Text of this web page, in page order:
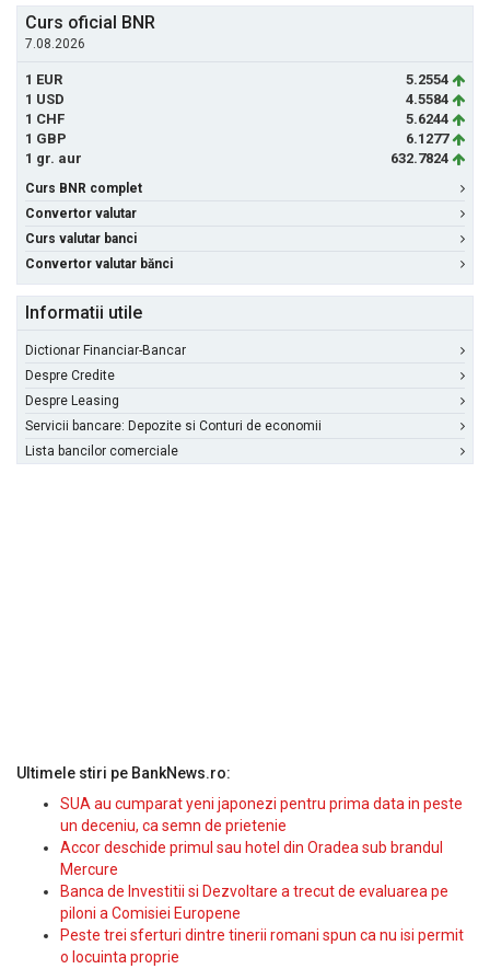
Curs oficial BNR
7.08.2026
1 EUR
5.2554
1 USD
4.5584
1 CHF
5.6244
1 GBP
6.1277
1 gr. aur
632.7824
Curs BNR complet
Convertor valutar
Curs valutar banci
Convertor valutar bănci
Informatii utile
Dictionar Financiar-Bancar
Despre Credite
Despre Leasing
Servicii bancare: Depozite si Conturi de economii
Lista bancilor comerciale
Ultimele stiri pe BankNews.ro:
SUA au cumparat yeni japonezi pentru prima data in peste
un deceniu, ca semn de prietenie
Accor deschide primul sau hotel din Oradea sub brandul
Mercure
Banca de Investitii si Dezvoltare a trecut de evaluarea pe
piloni a Comisiei Europene
Peste trei sferturi dintre tinerii romani spun ca nu isi permit
o locuinta proprie